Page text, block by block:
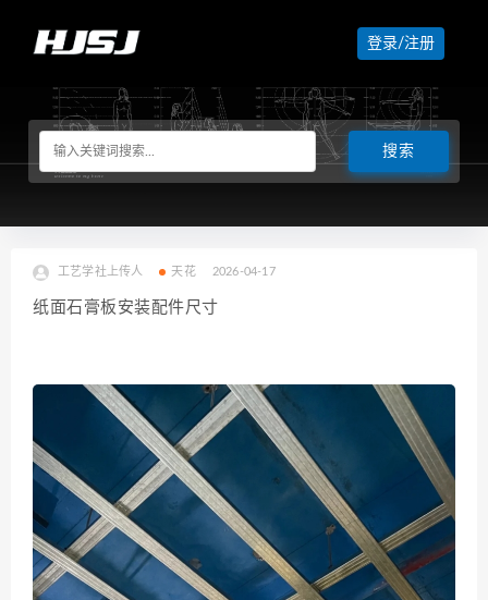
登录/注册
工艺学社上传人 天花 2026-04-17
纸面石膏板安装配件尺寸